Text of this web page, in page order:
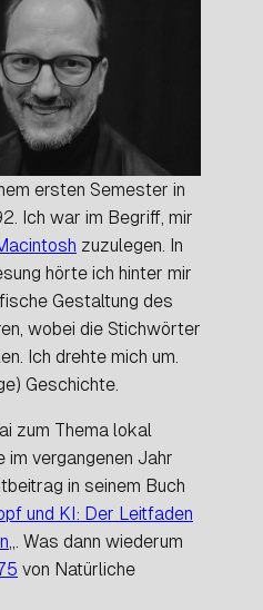
ersten Semester in
Ich war im Begriff, mir
zuzulegen. In
hörte ich hinter mir
Gestaltung des
wobei die Stichwörter
Ich drehte mich um.
Geschichte.
zum Thema lokal
vergangenen Jahr
in seinem Buch
und KI: Der Leitfaden
„. Was dann wiederum
von Natürliche